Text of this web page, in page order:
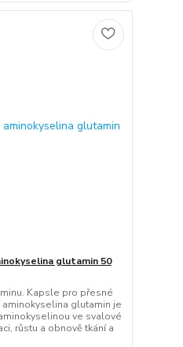
glutamin 50
Kapsle pro přesné
glutamin je
ve svalové
růstu a obnově tkání a